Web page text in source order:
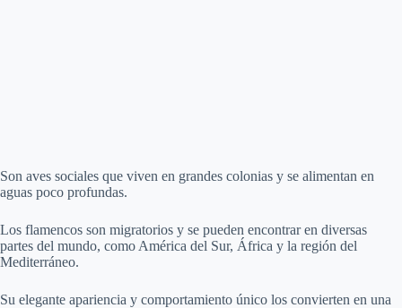
Son aves sociales que viven en grandes colonias y se alimentan en
aguas poco profundas.
Los flamencos son migratorios y se pueden encontrar en diversas
partes del mundo, como América del Sur, África y la región del
Mediterráneo.
Su elegante apariencia y comportamiento único los convierten en una